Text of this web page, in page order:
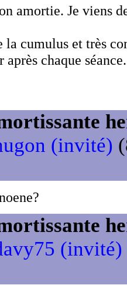
amortie. Je viens
la cumulus et très
après chaque
(invité)
(invité)